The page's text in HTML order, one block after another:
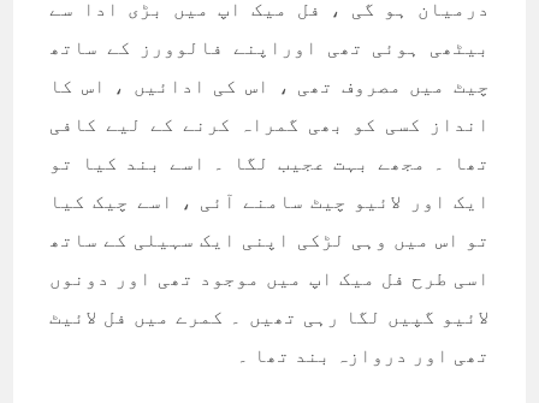
درميان ہو گی ، فل ميک اپ ميں بڑی ادا سے
بيٹھی ہوئی تھی اوراپنے فالوورز کے ساتھ
چيٹ ميں مصروف تھی ، اس کی ادائيں ، اس کا
انداز کسی کو بھی گمراہ کرنے کے ليے کافی
تھا ۔ مجھے بہت عجيب لگا ۔ اسے بند کيا تو
ايک اور لائيو چيٹ سامنے آئی ، اسے چيک کيا
تو اس ميں وہی لڑکی اپنی ايک سہيلی کے ساتھ
اسی طرح فل ميک اپ ميں موجود تھی اور دونوں
لائيو گپيں لگا رہی تھيں ۔ کمرے ميں فل لائيٹ
تھی اور دروازہ بند تھا ۔